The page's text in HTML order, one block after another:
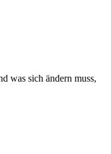
was sich ändern muss,